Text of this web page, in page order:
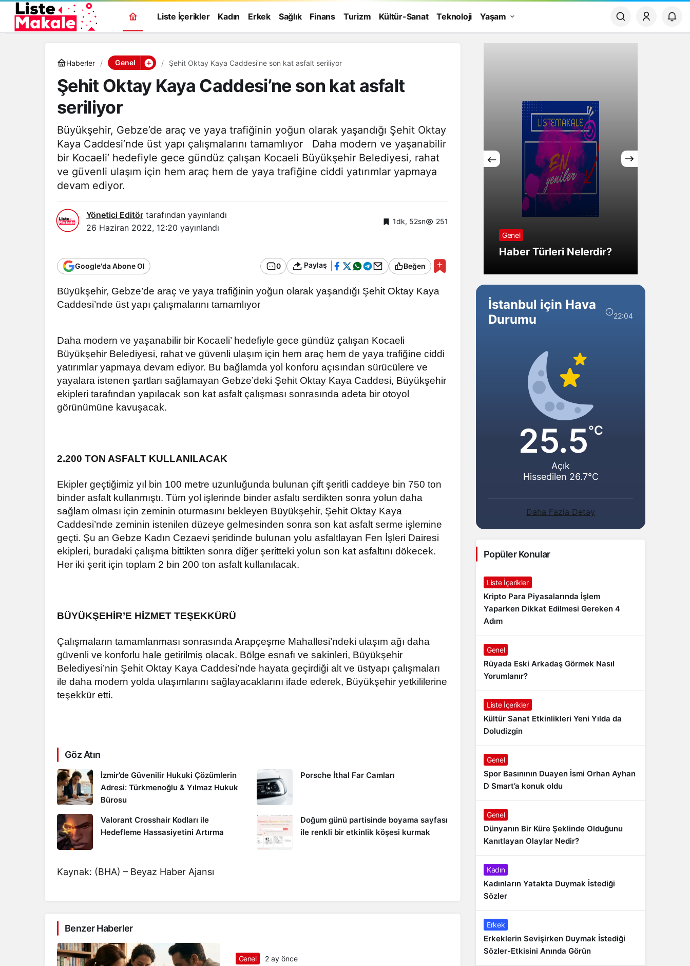
Liste İçerikler Kadın Erkek Sağlık Finans Turizm Kültür-Sanat Teknoloji Yaşam
Haberler Genel Şehit Oktay Kaya Caddesi’ne son kat asfalt seriliyor
Şehit Oktay Kaya Caddesi’ne son kat asfalt
seriliyor
Büyükşehir, Gebze’de araç ve yaya trafiğinin yoğun olarak yaşandığı Şehit Oktay
Kaya Caddesi’nde üst yapı çalışmalarını tamamlıyor Daha modern ve yaşanabilir
bir Kocaeli’ hedefiyle gece gündüz çalışan Kocaeli Büyükşehir Belediyesi, rahat
ve güvenli ulaşım için hem araç hem de yaya trafiğine ciddi yatırımlar yapmaya
devam ediyor.
Yönetici Editör tarafından yayınlandı
26 Haziran 2022, 12:20 yayınlandı
1dk, 52sn 251
Google'da Abone Ol 0 Paylaş Beğen
Büyükşehir, Gebze’de araç ve yaya trafiğinin yoğun olarak yaşandığı Şehit Oktay Kaya
Caddesi’nde üst yapı çalışmalarını tamamlıyor
Daha modern ve yaşanabilir bir Kocaeli’ hedefiyle gece gündüz çalışan Kocaeli
Büyükşehir Belediyesi, rahat ve güvenli ulaşım için hem araç hem de yaya trafiğine ciddi
yatırımlar yapmaya devam ediyor. Bu bağlamda yol konforu açısından sürücülere ve
yayalara istenen şartları sağlamayan Gebze’deki Şehit Oktay Kaya Caddesi, Büyükşehir
ekipleri tarafından yapılacak son kat asfalt çalışması sonrasında adeta bir otoyol
görünümüne kavuşacak.
2.200 TON ASFALT KULLANILACAK
Ekipler geçtiğimiz yıl bin 100 metre uzunluğunda bulunan çift şeritli caddeye bin 750 ton
binder asfalt kullanmıştı. Tüm yol işlerinde binder asfaltı serdikten sonra yolun daha
sağlam olması için zeminin oturmasını bekleyen Büyükşehir, Şehit Oktay Kaya
Caddesi’nde zeminin istenilen düzeye gelmesinden sonra son kat asfalt serme işlemine
geçti. Şu an Gebze Kadın Cezaevi şeridinde bulunan yolu asfaltlayan Fen İşleri Dairesi
ekipleri, buradaki çalışma bittikten sonra diğer şeritteki yolun son kat asfaltını dökecek.
Her iki şerit için toplam 2 bin 200 ton asfalt kullanılacak.
BÜYÜKŞEHİR’E HİZMET TEŞEKKÜRÜ
Çalışmaların tamamlanması sonrasında Arapçeşme Mahallesi’ndeki ulaşım ağı daha
güvenli ve konforlu hale getirilmiş olacak. Bölge esnafı ve sakinleri, Büyükşehir
Belediyesi’nin Şehit Oktay Kaya Caddesi’nde hayata geçirdiği alt ve üstyapı çalışmaları
ile daha modern yolda ulaşımlarını sağlayacaklarını ifade ederek, Büyükşehir yetkililerine
teşekkür etti.
Göz Atın
İzmir’de Güvenilir Hukuki Çözümlerin
Adresi: Türkmenoğlu & Yılmaz Hukuk
Bürosu
Porsche İthal Far Camları
Valorant Crosshair Kodları ile
Hedefleme Hassasiyetini Artırma
Doğum günü partisinde boyama sayfası
ile renkli bir etkinlik köşesi kurmak
Kaynak: (BHA) – Beyaz Haber Ajansı
Benzer Haberler
Genel 2 ay önce
Genel
Haber Türleri Nelerdir?
İstanbul için Hava
Durumu
22:04
25.5°C
Açık
Hissedilen 26.7°C
Daha Fazla Detay
Popüler Konular
Liste İçerikler
Kripto Para Piyasalarında İşlem
Yaparken Dikkat Edilmesi Gereken 4
Adım
Genel
Rüyada Eski Arkadaş Görmek Nasıl
Yorumlanır?
Liste İçerikler
Kültür Sanat Etkinlikleri Yeni Yılda da
Doludizgin
Genel
Spor Basınının Duayen İsmi Orhan Ayhan
D Smart’a konuk oldu
Genel
Dünyanın Bir Küre Şeklinde Olduğunu
Kanıtlayan Olaylar Nedir?
Kadın
Kadınların Yatakta Duymak İstediği
Sözler
Erkek
Erkeklerin Sevişirken Duymak İstediği
Sözler-Etkisini Anında Görün